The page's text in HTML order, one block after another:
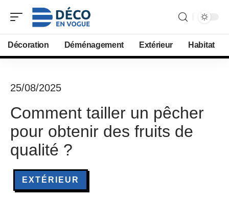
Décoration Déménagement Extérieur Habitat
25/08/2025
Comment tailler un pêcher
pour obtenir des fruits de
qualité ?
EXTÉRIEUR